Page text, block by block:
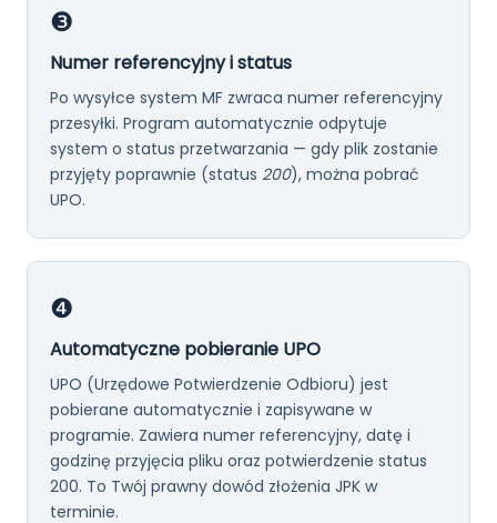
❸
Numer referencyjny i status
Po wysyłce system MF zwraca numer referencyjny
przesyłki. Program automatycznie odpytuje
system o status przetwarzania — gdy plik zostanie
przyjęty poprawnie (status 200), można pobrać
UPO.
❹
Automatyczne pobieranie UPO
UPO (Urzędowe Potwierdzenie Odbioru) jest
pobierane automatycznie i zapisywane w
programie. Zawiera numer referencyjny, datę i
godzinę przyjęcia pliku oraz potwierdzenie status
200. To Twój prawny dowód złożenia JPK w
terminie.